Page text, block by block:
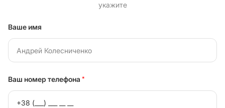
укажите
Ваше имя
Ваш номер телефона *